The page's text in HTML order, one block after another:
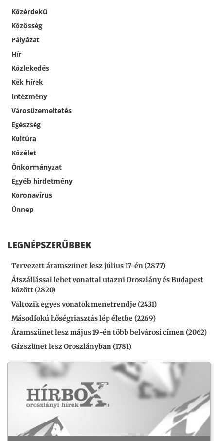
Közérdekű
Közösség
Pályázat
Hír
Közlekedés
Kék hírek
Intézmény
Városüzemeltetés
Egészség
Kultúra
Közélet
Önkormányzat
Egyéb hirdetmény
Koronavírus
Ünnep
LEGNÉPSZERŰBBEK
Tervezett áramszünet lesz július 17-én (2877)
Átszállással lehet vonattal utazni Oroszlány és Budapest
között (2820)
Változik egyes vonatok menetrendje (2431)
Másodfokú hőségriasztás lép életbe (2269)
Áramszünet lesz május 19-én több belvárosi címen (2062)
Gázszünet lesz Oroszlányban (1781)